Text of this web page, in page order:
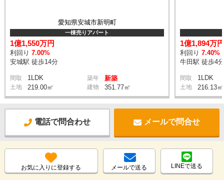
愛知県安城市新明町
一棟売りアパート
1億1,550万円
利回り7.00%
安城駅 徒歩14分
間取 1LDK 築年 新築
土地 219.00㎡ 建物 351.77㎡
1億1,894万円
利回り 7.40%
牛田駅 徒歩4分
間取 1LDK
土地 216.13㎡
電話で問合わせ メールで問合せ
お気に入りに登録する メールで送る LINEで送る